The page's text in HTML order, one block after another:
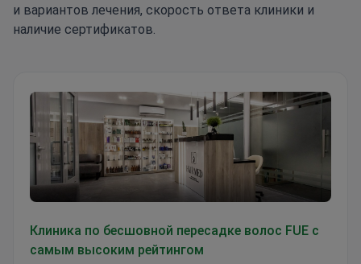
и вариантов лечения, скорость ответа клиники и
наличие сертификатов.
Клиника по бесшовной пересадке волос FUE с
самым высоким рейтингом